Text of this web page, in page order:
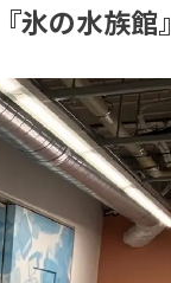
の水族館』